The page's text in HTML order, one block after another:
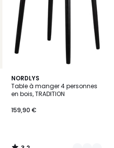
NORDLYS
Table à manger 4 personnes
en bois, TRADITION
159,90 €
3,2
/ 5
3
Couleurs